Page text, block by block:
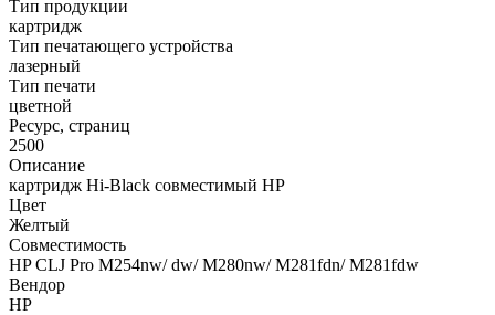
Тип продукции
картридж
Тип печатающего устройства
лазерный
Тип печати
цветной
Ресурс, страниц
2500
Описание
картридж Hi-Black совместимый HP
Цвет
Желтый
Совместимость
HP CLJ Pro M254nw/ dw/ M280nw/ M281fdn/ M281fdw
Вендор
HP